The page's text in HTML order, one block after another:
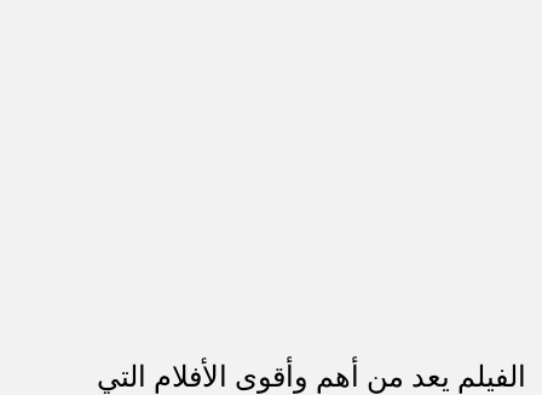
الفيلم يعد من أهم وأقوى الأفلام التي